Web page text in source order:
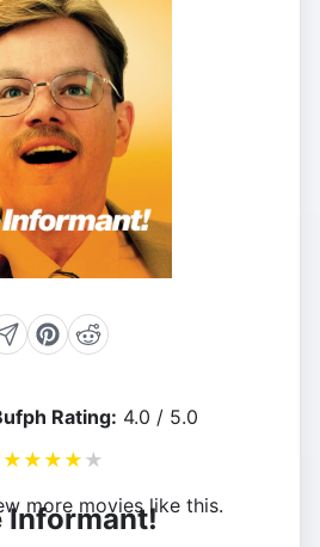
Rating: 4.0 / 5.0
★ ★ ★ ★ ★
more movies like this.
Informant!